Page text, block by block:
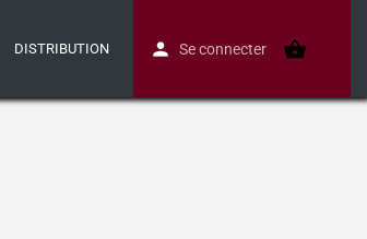
DISTRIBUTION Se connecter